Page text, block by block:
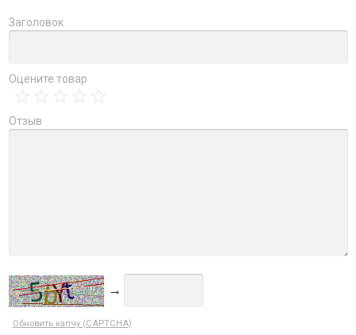
Заголовок
Оцените товар
Отзыв
→
Обновить капчу (CAPTCHA)